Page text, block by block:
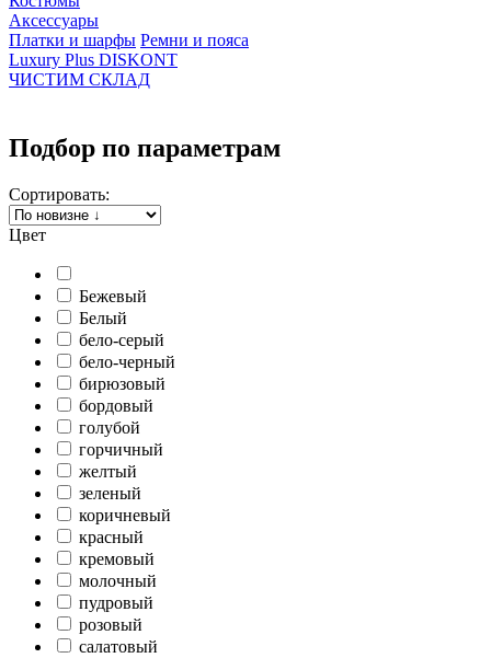
Аксессуары
Платки и шарфы Ремни и пояса
Luxury Plus DISKONT
ЧИСТИМ СКЛАД
Подбор по параметрам
Сортировать:
Цвет
Бежевый
Белый
бело-серый
бело-черный
бирюзовый
бордовый
голубой
горчичный
желтый
зеленый
коричневый
красный
кремовый
молочный
пудровый
розовый
салатовый